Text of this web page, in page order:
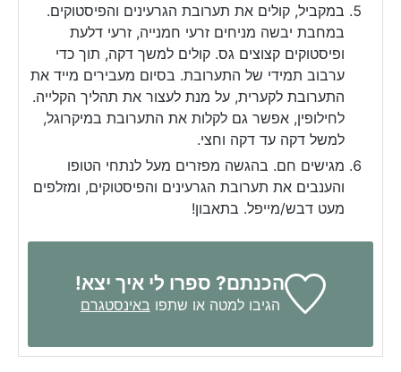
במקביל, קולים את תערובת הגרעינים והפיסטוקים.
במחבת יבשה מניחים זרעי חמנייה, זרעי דלעת
ופיסטוקים קצוצים גס. קולים למשך דקה, תוך כדי
ערבוב תמידי של התערובת. בסיום מעבירים מייד את
התערובת לקערית, על מנת לעצור את תהליך הקלייה.
לחילופין, אפשר גם לקלות את התערובת במיקרוגל,
למשל דקה עד דקה וחצי.
מגישים חם. בהגשה מפזרים מעל לנתחי הטופו
והענבים את תערובת הגרעינים והפיסטוקים, ומזלפים
מעט דבש/מייפל. בתאבון!
הכנתם? ספרו לי איך יצא!
הגיבו למטה או שתפו באינסטגרם